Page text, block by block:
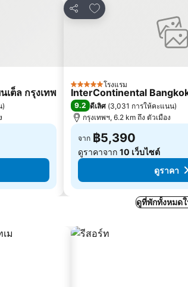
เต็ล กรุงเทพ
)
แชร์
เพิ่มในรายการโปรด
5 ดาว โรงแรม
InterContinental
9.2 ดีเลิศ (3,031 การให้คะแนน)
กรุงเทพฯ, 6.2 km ถึง ตัวเมือง
จาก ฿5,390
ดูราคาจาก 10 เว็บไซต์
ดูราคา
ดูที่พักทั้งหมดใ